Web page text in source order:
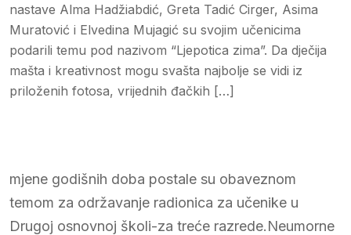
nastave Alma Hadžiabdić, Greta Tadić Cirger, Asima
Muratović i Elvedina Mujagić su svojim učenicima
podarili temu pod nazivom “Ljepotica zima”. Da dječija
mašta i kreativnost mogu svašta najbolje se vidi iz
priloženih fotosa, vrijednih đačkih […]
mjene godišnih doba postale su obaveznom
temom za održavanje radionica za učenike u
Drugoj osnovnoj školi-za treće razrede.Neumorne